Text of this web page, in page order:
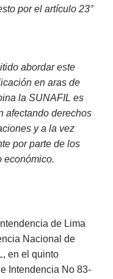
por el artículo 23°
abordar este
en aras de
la SUNAFIL es
afectando derechos
y a la vez
por parte de los
económico.
de Lima
Nacional de
en el quinto
Intendencia No 83-